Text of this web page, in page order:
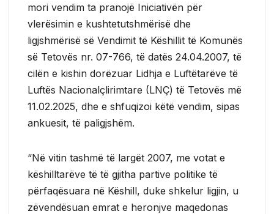
mori vendim ta pranojë Iniciativën për
vlerësimin e kushtetutshmërisë dhe
ligjshmërisë së Vendimit të Këshillit të Komunës
së Tetovës nr. 07-766, të datës 24.04.2007, të
cilën e kishin dorëzuar Lidhja e Luftëtarëve të
Luftës Nacionalçlirimtare (LNÇ) të Tetovës më
11.02.2025, dhe e shfuqizoi këtë vendim, sipas
ankuesit, të paligjshëm.
“Në vitin tashmë të largët 2007, me votat e
këshilltarëve të të gjitha partive politike të
përfaqësuara në Këshill, duke shkelur ligjin, u
zëvendësuan emrat e heronjve maqedonas